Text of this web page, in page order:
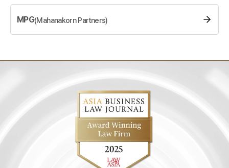
MPG(Mahanakorn Partners)